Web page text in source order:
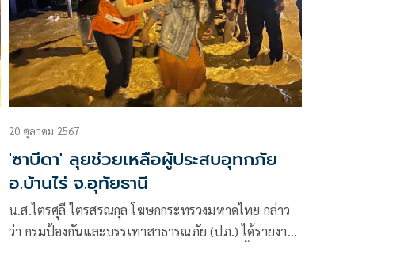
20 ตุลาคม 2567
'ซาบีดา' ลุยช่วยเหลือผู้ประสบอุทกภัย
อ.บ้านไร่ จ.อุทัยธานี
น.ส.ไตรศุลี ไตรสรณกุล โฆษกกระทรวงมหาดไทย กล่าว
ว่า กรมป้องกันและบรรเทาสาธารณภัย (ปภ.) ได้รายงาน